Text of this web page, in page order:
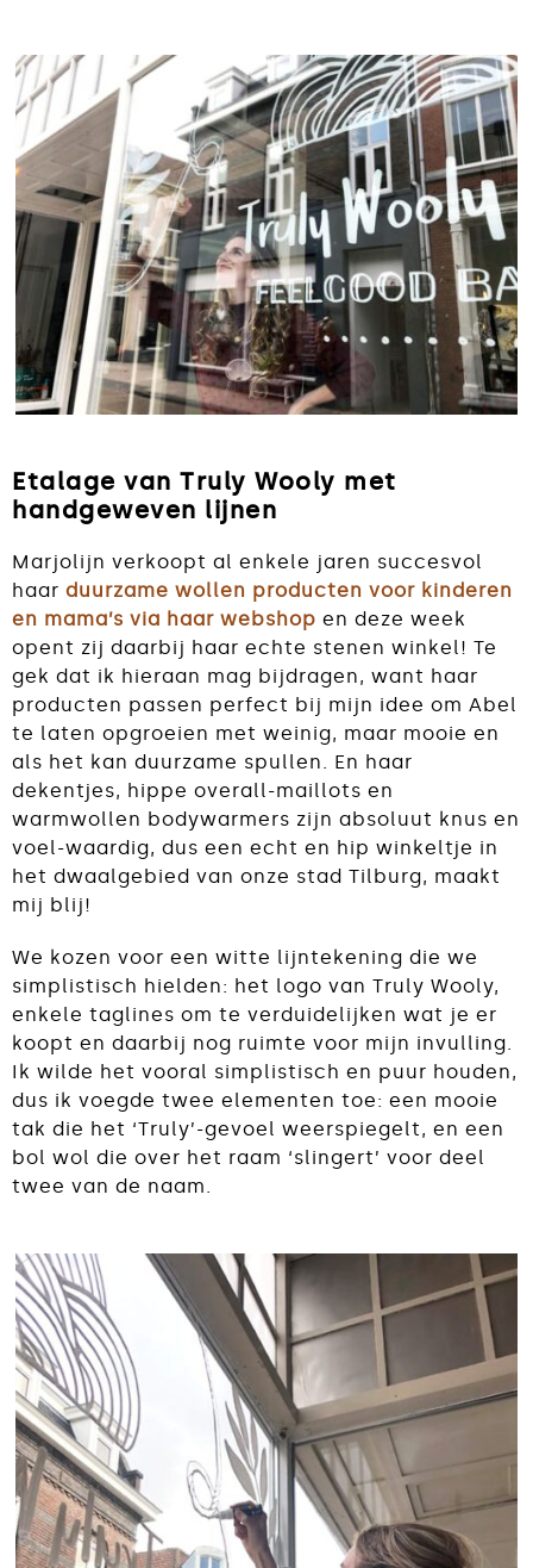
Etalage van Truly Wooly met
handgeweven lijnen
Marjolijn verkoopt al enkele jaren succesvol
haar duurzame wollen producten voor kinderen
en mama’s via haar webshop en deze week
opent zij daarbij haar echte stenen winkel! Te
gek dat ik hieraan mag bijdragen, want haar
producten passen perfect bij mijn idee om Abel
te laten opgroeien met weinig, maar mooie en
als het kan duurzame spullen. En haar
dekentjes, hippe overall-maillots en
warmwollen bodywarmers zijn absoluut knus en
voel-waardig, dus een echt en hip winkeltje in
het dwaalgebied van onze stad Tilburg, maakt
mij blij!
We kozen voor een witte lijntekening die we
simplistisch hielden: het logo van Truly Wooly,
enkele taglines om te verduidelijken wat je er
koopt en daarbij nog ruimte voor mijn invulling.
Ik wilde het vooral simplistisch en puur houden,
dus ik voegde twee elementen toe: een mooie
tak die het ‘Truly’-gevoel weerspiegelt, en een
bol wol die over het raam ‘slingert’ voor deel
twee van de naam.